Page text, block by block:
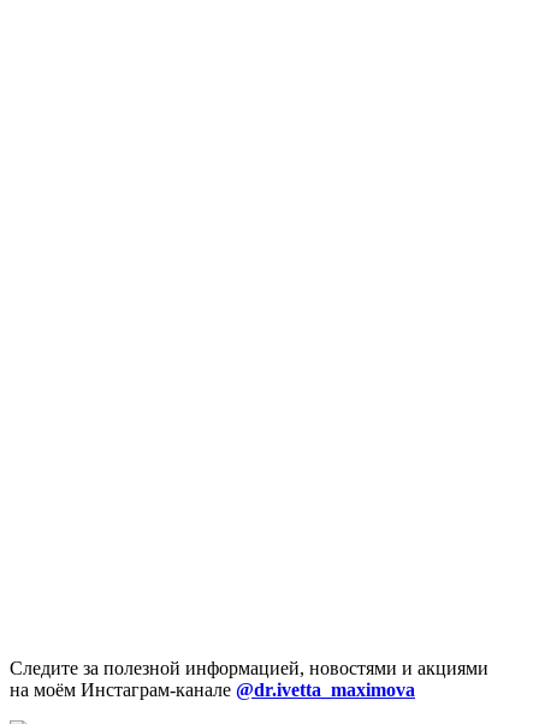
Следите за полезной информацией, новостями и акциями
на моём Инстаграм-канале @dr.ivetta_maximova